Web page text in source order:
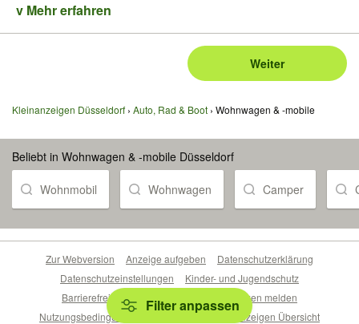
v Mehr erfahren
Weiter
Kleinanzeigen Düsseldorf Auto, Rad & Boot Wohnwagen & -mobile
Beliebt in Wohnwagen & -mobile Düsseldorf
Wohnmobil Wohnwagen Camper
Filter anpassen
Zur Webversion Anzeige aufgeben
Datenschutzerklärung
Datenschutzeinstellungen
Kinder- und Jugendschutz
Barrierefreiheitserklärung
Sicherheitslücken melden
Nutzungsbedingungen
Beliebte Suchen Anzeigen Übersicht